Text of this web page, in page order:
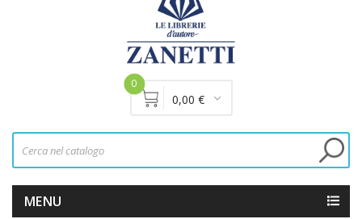
0
0,00 €
MENU